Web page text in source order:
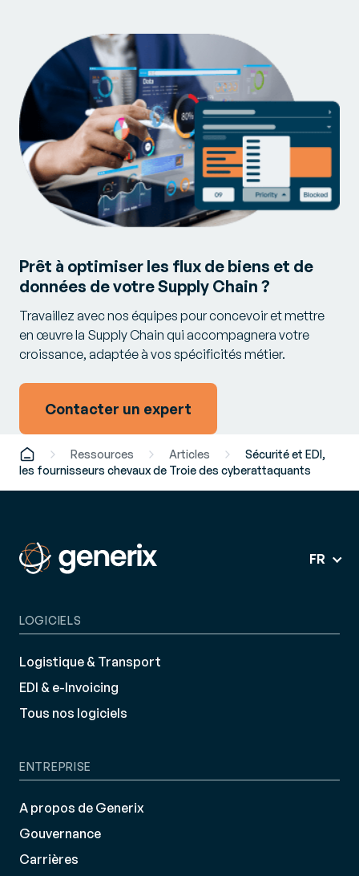
Prêt à optimiser les flux de biens et de
données de votre Supply Chain ?
Travaillez avec nos équipes pour concevoir et mettre
en œuvre la Supply Chain qui accompagnera votre
croissance, adaptée à vos spécificités métier.
Contacter un expert
Ressources Articles
Sécurité et EDI,
les fournisseurs chevaux de Troie des cyberattaquants
FR
LOGICIELS
Logistique & Transport
EDI & e-Invoicing
Tous nos logiciels
ENTREPRISE
A propos de Generix
Gouvernance
Carrières